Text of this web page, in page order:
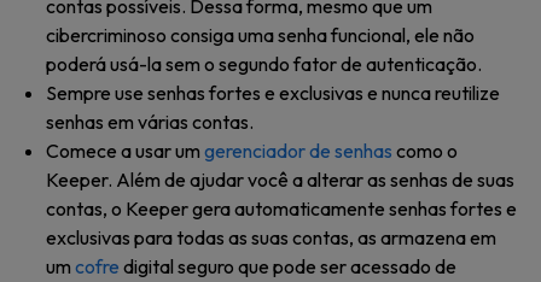
contas possíveis. Dessa forma, mesmo que um
cibercriminoso consiga uma senha funcional, ele não
poderá usá-la sem o segundo fator de autenticação.
Sempre use senhas fortes e exclusivas e nunca reutilize
senhas em várias contas.
Comece a usar um gerenciador de senhas como o
Keeper. Além de ajudar você a alterar as senhas de suas
contas, o Keeper gera automaticamente senhas fortes e
exclusivas para todas as suas contas, as armazena em
um cofre digital seguro que pode ser acessado de